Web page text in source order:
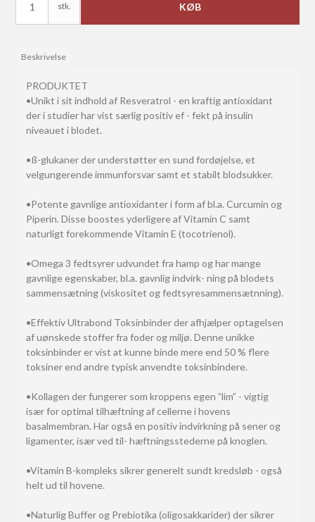
stk. KØB
Beskrivelse
PRODUKTET
•Unikt i sit indhold af Resveratrol - en kraftig antioxidant
der i studier har vist særlig positiv ef - fekt på insulin
niveauet i blodet.
•ß-glukaner der understøtter en sund fordøjelse, et
velgungerende immunforsvar samt et stabilt blodsukker.
•Potente gavnlige antioxidanter i form af bl.a. Curcumin og
Piperin. Disse boostes yderligere af Vitamin C samt
naturligt forekommende Vitamin E (tocotrienol).
•Omega 3 fedtsyrer udvundet fra hamp og har mange
gavnlige egenskaber, bl.a. gavnlig indvirk- ning på blodets
sammensætning (viskositet og fedtsyresammensætnning).
•Effektiv Ultrabond Toksinbinder der afhjælper optagelsen
af uønskede stoffer fra foder og miljø. Denne unikke
toksinbinder er vist at kunne binde mere end 50 % flere
toksiner end andre typisk anvendte toksinbindere.
•Kollagen der fungerer som kroppens egen ”lim” - vigtig
især for optimal tilhæftning af cellerne i hovens
basalmembran. Har også en positiv indvirkning på sener og
ligamenter, især ved til- hæftningsstederne på knoglen.
•Vitamin B-kompleks sikrer generelt sundt kredsløb - også
helt ud til hovene.
•Naturlig Buffer og Prebiotika (oligosakkarider) der sikrer